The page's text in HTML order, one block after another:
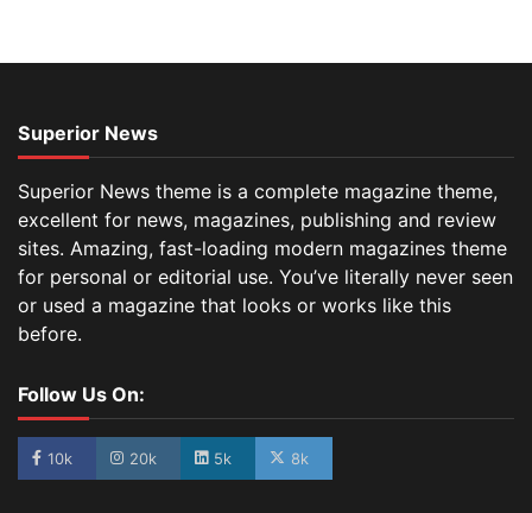
Superior News
Superior News theme is a complete magazine theme,
excellent for news, magazines, publishing and review
sites. Amazing, fast-loading modern magazines theme
for personal or editorial use. You’ve literally never seen
or used a magazine that looks or works like this
before.
Follow Us On:
10k 20k 5k 8k